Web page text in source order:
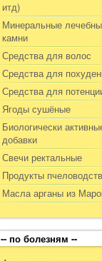
итд)
Минеральные
камни
Средства для волос
Средства для
Средства для
Ягоды сушёные
Биологически
добавки
Свечи ректальные
Продукты
Масла арганы из
-- по болезням --